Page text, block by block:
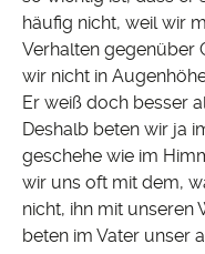
häufig nicht, weil wir
Verhalten gegenüber
wir nicht in
Er weiß doch besser
Deshalb beten wir ja
geschehe wie im
wir uns oft mit dem,
nicht, ihn mit unseren
beten im Vater unser